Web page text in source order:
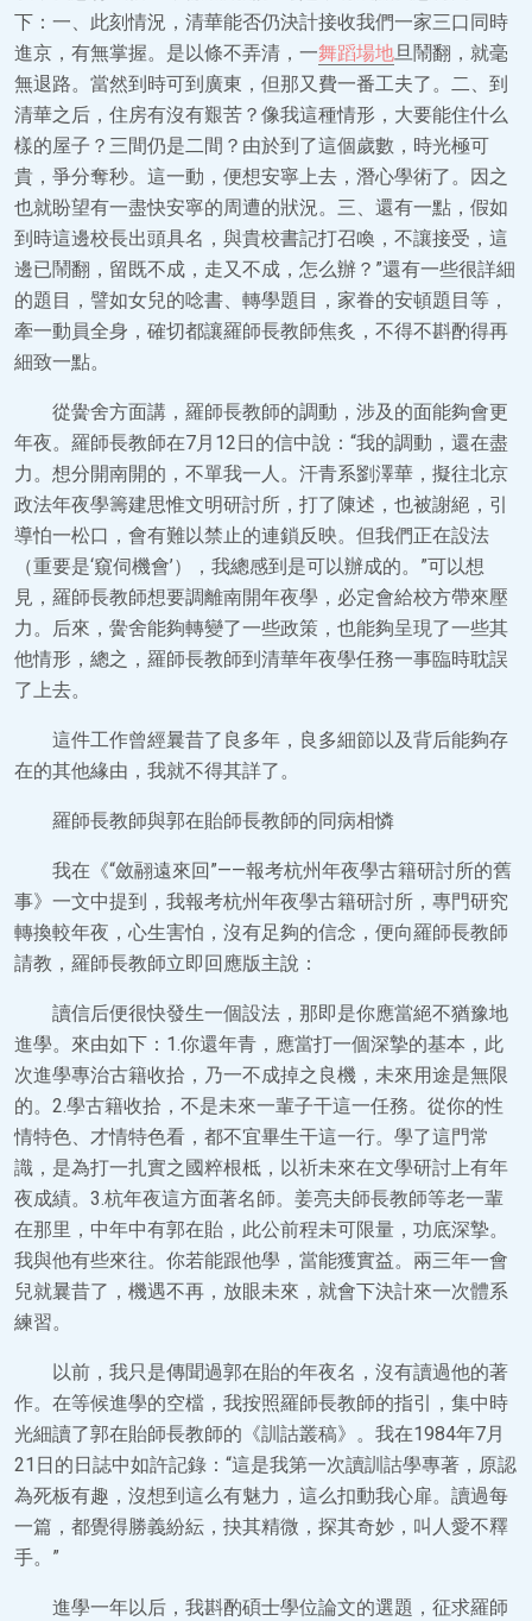
下：一、此刻情況，清華能否仍決計接收我們一家三口同時
進京，有無掌握。是以條不弄清，一舞蹈場地旦鬧翻，就毫
無退路。當然到時可到廣東，但那又費一番工夫了。二、到
清華之后，住房有沒有艱苦？像我這種情形，大要能住什么
樣的屋子？三間仍是二間？由於到了這個歲數，時光極可
貴，爭分奪秒。這一動，便想安寧上去，潛心學術了。因之
也就盼望有一盡快安寧的周遭的狀況。三、還有一點，假如
到時這邊校長出頭具名，與貴校書記打召喚，不讓接受，這
邊已鬧翻，留既不成，走又不成，怎么辦？”還有一些很詳細
的題目，譬如女兒的唸書、轉學題目，家眷的安頓題目等，
牽一動員全身，確切都讓羅師長教師焦炙，不得不斟酌得再
細致一點。
從黌舍方面講，羅師長教師的調動，涉及的面能夠會更
年夜。羅師長教師在7月12日的信中說：“我的調動，還在盡
力。想分開南開的，不單我一人。汗青系劉澤華，擬往北京
政法年夜學籌建思惟文明研討所，打了陳述，也被謝絕，引
導怕一松口，會有難以禁止的連鎖反映。但我們正在設法
（重要是‘窺伺機會’），我總感到是可以辦成的。”可以想
見，羅師長教師想要調離南開年夜學，必定會給校方帶來壓
力。后來，黌舍能夠轉變了一些政策，也能夠呈現了一些其
他情形，總之，羅師長教師到清華年夜學任務一事臨時耽誤
了上去。
這件工作曾經曩昔了良多年，良多細節以及背后能夠存
在的其他緣由，我就不得其詳了。
羅師長教師與郭在貽師長教師的同病相憐
我在《“斂翮遠來回”——報考杭州年夜學古籍研討所的舊
事》一文中提到，我報考杭州年夜學古籍研討所，專門研究
轉換較年夜，心生害怕，沒有足夠的信念，便向羅師長教師
請教，羅師長教師立即回應版主說：
讀信后便很快發生一個設法，那即是你應當絕不猶豫地
進學。來由如下：1.你還年青，應當打一個深摯的基本，此
次進學專治古籍收拾，乃一不成掉之良機，未來用途是無限
的。2.學古籍收拾，不是未來一輩子干這一任務。從你的性
情特色、才情特色看，都不宜畢生干這一行。學了這門常
識，是為打一扎實之國粹根柢，以祈未來在文學研討上有年
夜成績。3.杭年夜這方面著名師。姜亮夫師長教師等老一輩
在那里，中年中有郭在貽，此公前程未可限量，功底深摯。
我與他有些來往。你若能跟他學，當能獲實益。兩三年一會
兒就曩昔了，機遇不再，放眼未來，就會下決計來一次體系
練習。
以前，我只是傳聞過郭在貽的年夜名，沒有讀過他的著
作。在等候進學的空檔，我按照羅師長教師的指引，集中時
光細讀了郭在貽師長教師的《訓詁叢稿》。我在1984年7月
21日的日誌中如許記錄：“這是我第一次讀訓詁學專著，原認
為死板有趣，沒想到這么有魅力，這么扣動我心扉。讀過每
一篇，都覺得勝義紛紜，抉其精微，探其奇妙，叫人愛不釋
手。”
進學一年以后，我斟酌碩士學位論文的選題，征求羅師